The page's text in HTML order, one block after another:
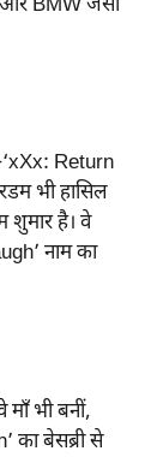
BMW जैसी
Return
भी हासिल
शुमार है। वे
नाम का
माँ भी बनीं,
का बेसब्री से